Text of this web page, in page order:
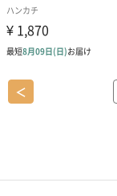
＜